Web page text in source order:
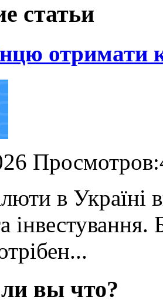
статьи
отримати
в Україні
вы что?